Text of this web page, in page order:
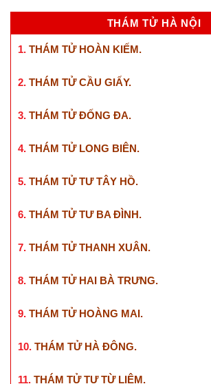
THÁM TỬ HÀ NỘI
1. THÁM TỬ HOÀN KIẾM.
2. THÁM TỬ CẦU GIẤY.
3. THÁM TỬ ĐỐNG ĐA.
4. THÁM TỬ LONG BIÊN.
5. THÁM TỬ TƯ TÂY HỒ.
6. THÁM TỬ TƯ BA ĐÌNH.
7. THÁM TỬ THANH XUÂN.
8. THÁM TỬ HAI BÀ TRƯNG.
9. THÁM TỬ HOÀNG MAI.
10. THÁM TỬ HÀ ĐÔNG.
11. THÁM TỬ TƯ TỪ LIÊM.